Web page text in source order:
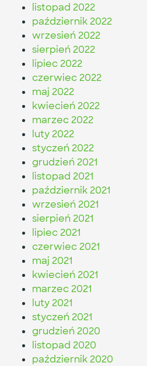
listopad 2022
październik 2022
wrzesień 2022
sierpień 2022
lipiec 2022
czerwiec 2022
maj 2022
kwiecień 2022
marzec 2022
luty 2022
styczeń 2022
grudzień 2021
listopad 2021
październik 2021
wrzesień 2021
sierpień 2021
lipiec 2021
czerwiec 2021
maj 2021
kwiecień 2021
marzec 2021
luty 2021
styczeń 2021
grudzień 2020
listopad 2020
październik 2020